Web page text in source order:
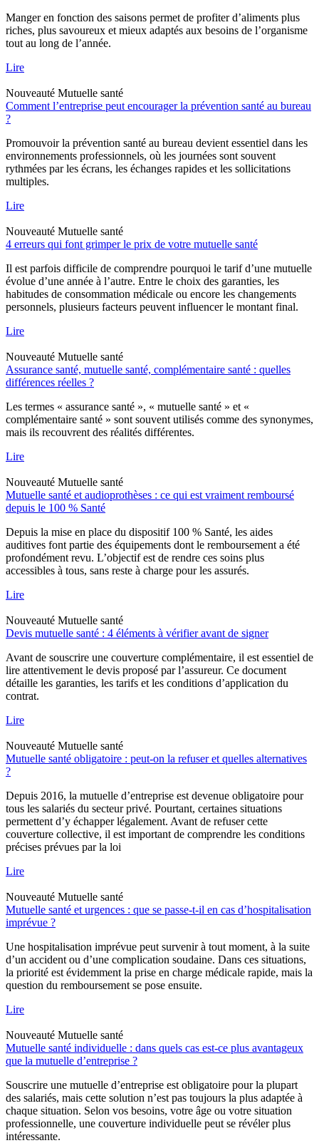
Manger en fonction des saisons permet de profiter d’aliments plus
riches, plus savoureux et mieux adaptés aux besoins de l’organisme
tout au long de l’année.
Lire
Nouveauté Mutuelle santé
Comment l’entreprise peut encourager la prévention santé au bureau
?
Promouvoir la prévention santé au bureau devient essentiel dans les
environnements professionnels, où les journées sont souvent
rythmées par les écrans, les échanges rapides et les sollicitations
multiples.
Lire
Nouveauté Mutuelle santé
4 erreurs qui font grimper le prix de votre mutuelle santé
Il est parfois difficile de comprendre pourquoi le tarif d’une mutuelle
évolue d’une année à l’autre. Entre le choix des garanties, les
habitudes de consommation médicale ou encore les changements
personnels, plusieurs facteurs peuvent influencer le montant final.
Lire
Nouveauté Mutuelle santé
Assurance santé, mutuelle santé, complémentaire santé : quelles
différences réelles ?
Les termes « assurance santé », « mutuelle santé » et «
complémentaire santé » sont souvent utilisés comme des synonymes,
mais ils recouvrent des réalités différentes.
Lire
Nouveauté Mutuelle santé
Mutuelle santé et audioprothèses : ce qui est vraiment remboursé
depuis le 100 % Santé
Depuis la mise en place du dispositif 100 % Santé, les aides
auditives font partie des équipements dont le remboursement a été
profondément revu. L’objectif est de rendre ces soins plus
accessibles à tous, sans reste à charge pour les assurés.
Lire
Nouveauté Mutuelle santé
Devis mutuelle santé : 4 éléments à vérifier avant de signer
Avant de souscrire une couverture complémentaire, il est essentiel de
lire attentivement le devis proposé par l’assureur. Ce document
détaille les garanties, les tarifs et les conditions d’application du
contrat.
Lire
Nouveauté Mutuelle santé
Mutuelle santé obligatoire : peut-on la refuser et quelles alternatives
?
Depuis 2016, la mutuelle d’entreprise est devenue obligatoire pour
tous les salariés du secteur privé. Pourtant, certaines situations
permettent d’y échapper légalement. Avant de refuser cette
couverture collective, il est important de comprendre les conditions
précises prévues par la loi
Lire
Nouveauté Mutuelle santé
Mutuelle santé et urgences : que se passe-t-il en cas d’hospitalisation
imprévue ?
Une hospitalisation imprévue peut survenir à tout moment, à la suite
d’un accident ou d’une complication soudaine. Dans ces situations,
la priorité est évidemment la prise en charge médicale rapide, mais la
question du remboursement se pose ensuite.
Lire
Nouveauté Mutuelle santé
Mutuelle santé individuelle : dans quels cas est-ce plus avantageux
que la mutuelle d’entreprise ?
Souscrire une mutuelle d’entreprise est obligatoire pour la plupart
des salariés, mais cette solution n’est pas toujours la plus adaptée à
chaque situation. Selon vos besoins, votre âge ou votre situation
professionnelle, une couverture individuelle peut se révéler plus
intéressante.